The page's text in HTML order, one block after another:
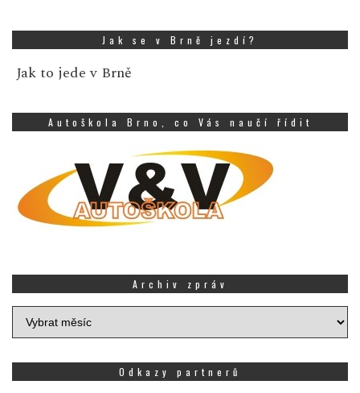
Jak se v Brně jezdí?
Jak to jede v Brně
Autoškola Brno, co Vás naučí řídit
Archiv zpráv
Archiv
zpráv
Odkazy partnerů